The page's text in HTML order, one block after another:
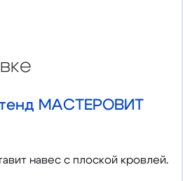
МАСТЕРОВИТ
навес с плоской кровлей.